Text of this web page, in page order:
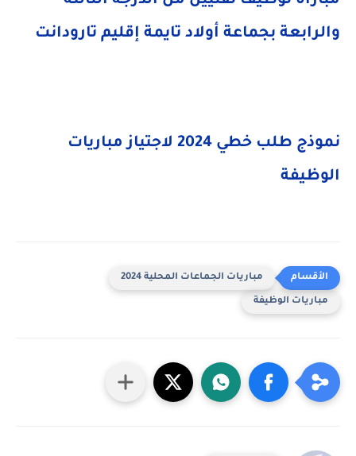
والرابعة بجماعة أولاد تايمة إقليم تارودانت
نموذج طلب خطي 2024 لاجتياز مباريات
الوظيفة
مباريات الجماعات المحلية 2024
مباريات الوظيفة